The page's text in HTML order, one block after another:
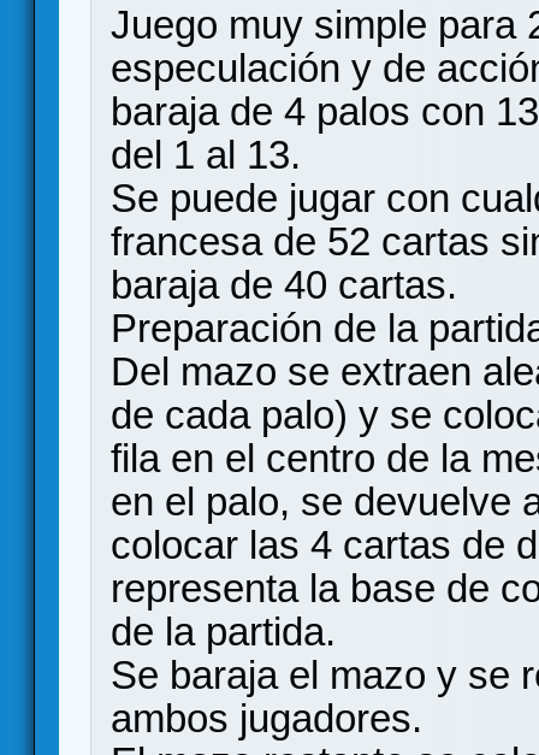
Juego muy simple para
especulación y de
baraja de 4 palos con
del 1 al 13.
Se puede jugar con
francesa de 52 cartas
baraja de 40 cartas.
Preparación de la
Del mazo se extraen
de cada palo) y se
fila en el centro de la
en el palo, se devuelve
colocar las 4 cartas de
representa la base de
de la partida.
Se baraja el mazo y se
ambos jugadores.